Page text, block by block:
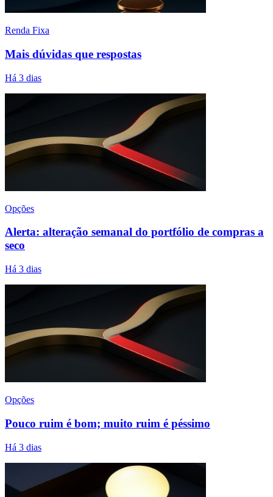
Renda Fixa
Mais dúvidas que respostas
Há 3 dias
Opções
Alerta: alteração semanal do portfólio de compras a
seco
Há 3 dias
Opções
Pouco ruim é bom; muito ruim é péssimo
Há 3 dias